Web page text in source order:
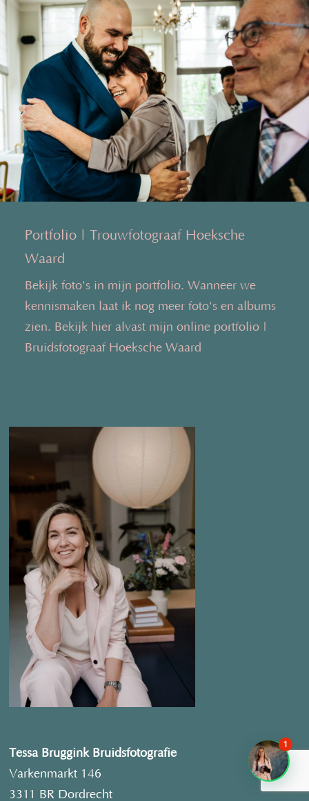
Portfolio | Trouwfotograaf Hoeksche
Waard
Bekijk foto's in mijn portfolio. Wanneer we
kennismaken laat ik nog meer foto's en albums
zien. Bekijk hier alvast mijn online portfolio |
Bruidsfotograaf Hoeksche Waard
Tessa Bruggink Bruidsfotografie
Varkenmarkt 146
3311 BR Dordrecht
1